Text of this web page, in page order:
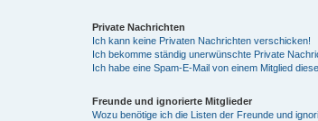
Private Nachrichten
Ich kann keine Privaten Nachrichten verschicken!
Ich bekomme ständig unerwünschte Private
Ich habe eine Spam-E-Mail von einem Mitglied
Freunde und ignorierte Mitglieder
Wozu benötige ich die Listen der Freunde und